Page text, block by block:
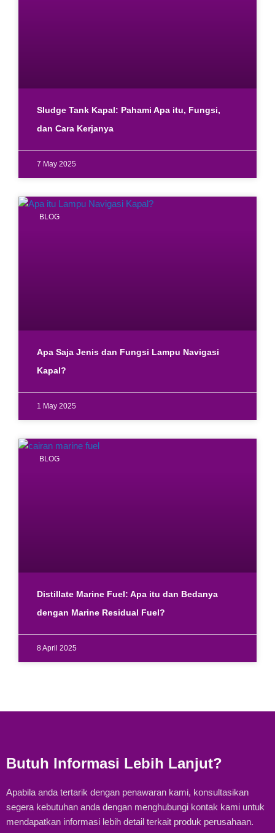
Sludge Tank Kapal: Pahami Apa itu, Fungsi,
dan Cara Kerjanya
7 May 2025
BLOG
Apa Saja Jenis dan Fungsi Lampu Navigasi
Kapal?
1 May 2025
BLOG
Distillate Marine Fuel: Apa itu dan Bedanya
dengan Marine Residual Fuel?
8 April 2025
Butuh Informasi Lebih Lanjut?
Apabila anda tertarik dengan penawaran kami, konsultasikan
segera kebutuhan anda dengan menghubungi kontak kami untuk
mendapatkan informasi lebih detail terkait produk perusahaan.